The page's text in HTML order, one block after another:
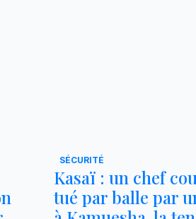
SÉCURITÉ
Kasaï : un chef
tué par balle par